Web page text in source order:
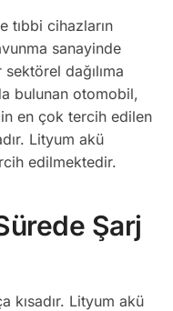
tıbbi cihazların
sanayinde
dağılıma
bulunan otomobil,
en çok tercih edilen
Lityum akü
edilmektedir.
Şarj
kısadır. Lityum akü